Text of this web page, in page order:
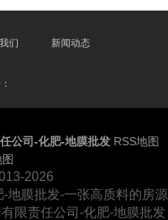
们 新闻动态
公司-化肥-地膜批发 RSS地图
2026
地膜批发-一张高质料的房源
限责任公司-化肥-地膜批发